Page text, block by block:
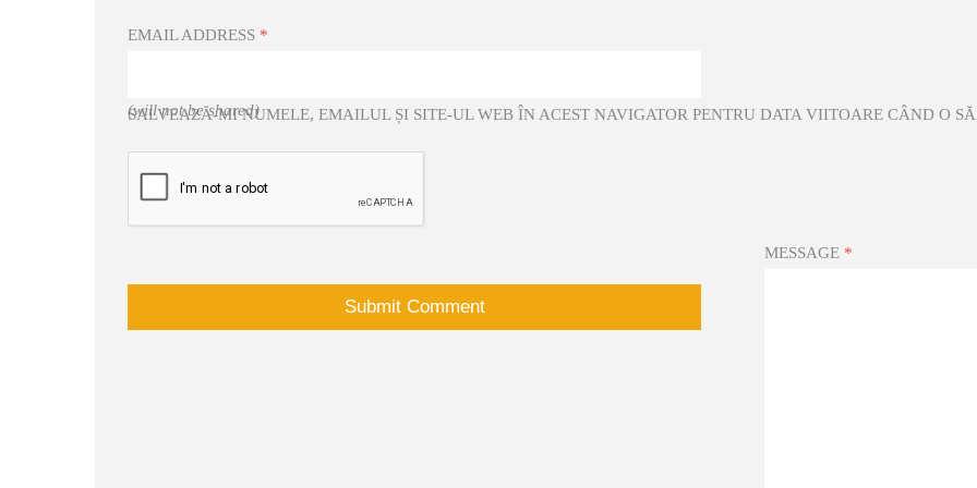
EMAIL ADDRESS *
(will not be shared)
SALVEAZĂ-MI NUMELE, EMAILUL ȘI SITE-UL WEB ÎN ACEST NAVIGATOR PENTRU DATA VIITOARE CÂND O
MESSAGE *